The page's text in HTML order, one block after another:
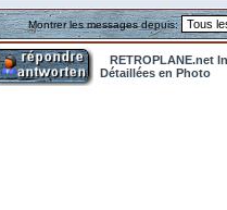
Montrer les messages depuis:
RETROPLANE.net
Détaillées en Photo